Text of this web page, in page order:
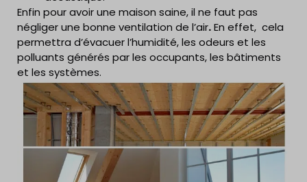
Enfin pour avoir une maison saine, il ne faut pas
négliger une bonne ventilation de l’air.En effet, cela
permettra d’évacuer l’humidité, les odeurs et les
polluants générés par les occupants, les bâtiments
et les systèmes.